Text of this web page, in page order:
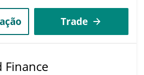
Trade
Finance